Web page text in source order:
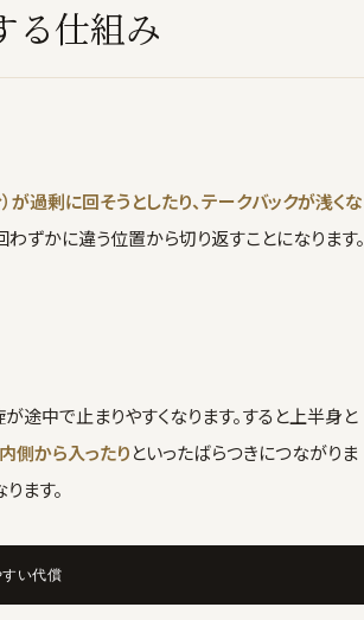
る仕組み
が過剰に回そうとしたり、テークバックが浅くな
わずかに違う位置から切り返すことになります。
途中で止まりやすくなります。すると上半身と
側から入ったりといったばらつきにつながりま
ます。
い代償